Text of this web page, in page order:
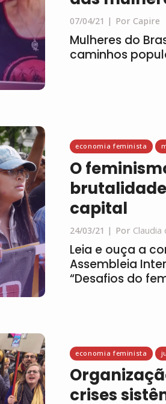
07/04/21 Por Capire
Mulheres do
caminhos
economia feminista
O
capital
24/03/21 Por Claudia
Leia e ouça a
Assembleia
“Desafios do
economia feminista
crises